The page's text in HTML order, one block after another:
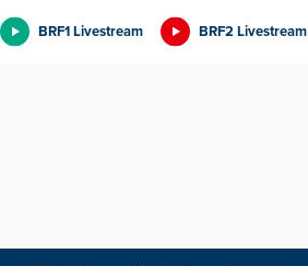
BRF1 Livestream BRF2 Livestream